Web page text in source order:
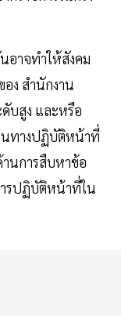
อาจทําให้สังคม
อง สํานักงาน
บสูง และหรือ
นทางปฏิบัติหน้าที่
านการสืบหาข้อ
ารปฏิบัติหน้าที่ใน